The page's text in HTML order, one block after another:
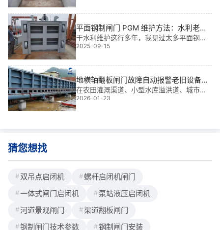
*，为大型灌区提供可靠保障。
平面钢制闸门 PGM 维护方法：水利老技
工亲授，3 步搞定漏、卡、锈，延长寿命
20 年
干水利维护这行多年，我见过太多平面钢制
闸门 PGM 因为没人管、维护瞎糊弄，才用五
六年就漏水、卡壳，甚至得整体更换 —— 其
实只要找对方法，这闸门稳稳用 20 年都没问
题。**就把我这些年修闸门攒的 “干货” 全说
透，从止水橡胶到启闭机，从日常检查到紧
急处理，全是能上手操作的实在招，连新手
照着做都不会错。一、
2025-09-15
地横轴翻板闸门故障自动报警老旧设备升
级改造|智能守护水安全的“哨兵”
在农田灌溉渠道、小型水库溢洪道、城市景
观水系和山区河道治理中，地横轴翻板闸门
是调节水流、保障防洪排涝的关键设施。然
2026-01-23
猜您想找
双吊点启闭机
螺杆启闭机闸门
一体式闸门启闭机
泵站液压启闭机
河道景观闸门
渠道翻板闸门
钢制闸门技术参数
钢制闸门安装